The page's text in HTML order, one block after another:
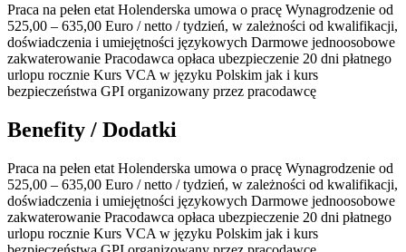
Praca na pełen etat Holenderska umowa o pracę Wynagrodzenie od
525,00 – 635,00 Euro / netto / tydzień, w zależności od kwalifikacji,
doświadczenia i umiejętności językowych Darmowe jednoosobowe
zakwaterowanie Pracodawca opłaca ubezpieczenie 20 dni płatnego
urlopu rocznie Kurs VCA w języku Polskim jak i kurs
bezpieczeństwa GPI organizowany przez pracodawcę
Benefity / Dodatki
Praca na pełen etat Holenderska umowa o pracę Wynagrodzenie od
525,00 – 635,00 Euro / netto / tydzień, w zależności od kwalifikacji,
doświadczenia i umiejętności językowych Darmowe jednoosobowe
zakwaterowanie Pracodawca opłaca ubezpieczenie 20 dni płatnego
urlopu rocznie Kurs VCA w języku Polskim jak i kurs